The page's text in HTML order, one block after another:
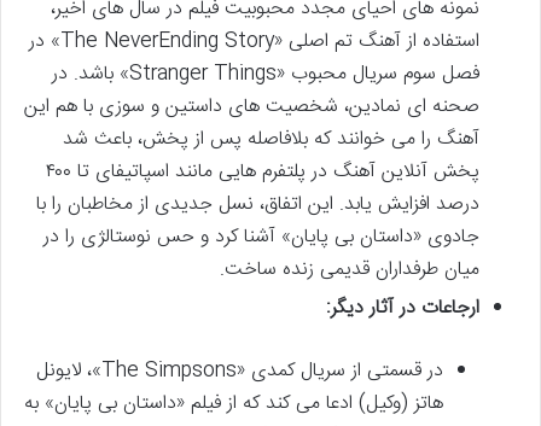
نمونه های احیای مجدد محبوبیت فیلم در سال های اخیر،
استفاده از آهنگ تم اصلی «The NeverEnding Story» در
فصل سوم سریال محبوب «Stranger Things» باشد. در
صحنه ای نمادین، شخصیت های داستین و سوزی با هم این
آهنگ را می خوانند که بلافاصله پس از پخش، باعث شد
پخش آنلاین آهنگ در پلتفرم هایی مانند اسپاتیفای تا ۴۰۰
درصد افزایش یابد. این اتفاق، نسل جدیدی از مخاطبان را با
جادوی «داستان بی پایان» آشنا کرد و حس نوستالژی را در
میان طرفداران قدیمی زنده ساخت.
ارجاعات در آثار دیگر:
در قسمتی از سریال کمدی «The Simpsons»، لایونل
هاتز (وکیل) ادعا می کند که از فیلم «داستان بی پایان» به